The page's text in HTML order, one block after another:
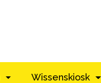
Wissenskiosk